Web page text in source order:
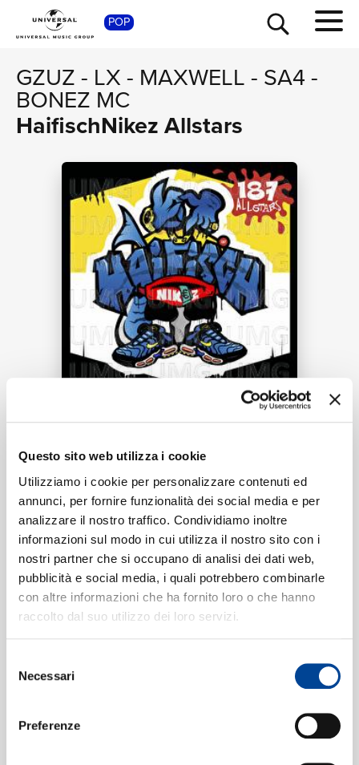
Questo sito web utilizza i cookie
Utilizziamo i cookie per personalizzare contenuti ed
annunci, per fornire funzionalità dei social media e per
analizzare il nostro traffico. Condividiamo inoltre
informazioni sul modo in cui utilizza il nostro sito con i
nostri partner che si occupano di analisi dei dati web,
pubblicità e social media, i quali potrebbero combinarle
con altre informazioni che ha fornito loro o che hanno
raccolto dal suo utilizzo dei loro servizi.
delNecessari
Preferenze
POP
GZUZ- LX- MAXWELL- SA4-
BONEZ MC
HaifischNikez Allstars
Tracklist:
1 HaifischNikez Allstars
03:03
LX, Maxwell, Bonez MC, Gzuz, Sa4
Formati disponibili:
Data di pubblicazione:
SHOP
TOUR NEWS
RICERCA
CHI SIAMO
CONTATTI
NEWSLETTER